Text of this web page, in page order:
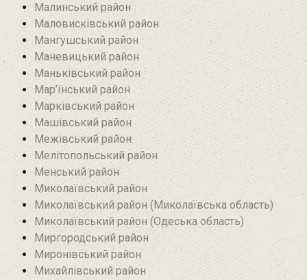
Малинський район
Маловисківський район
Мангушський район
Маневицький район
Маньківський район‎
Мар’їнський район‎
Марківський район
Машівський район‎
Межівський район
Мелітопольський район
Менський район
Миколаївський район
Миколаївський район (Миколаївська область)
Миколаївський район (Одеська область)
Миргородський район
Миронівський район
Михайлівський район‎